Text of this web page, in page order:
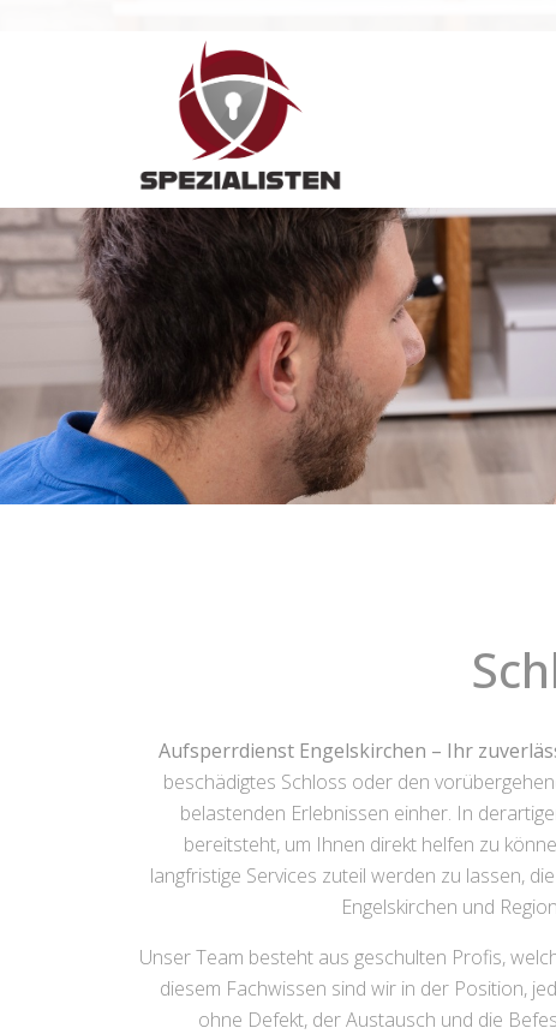
Hauptnavigation
Aufsperrdienst Engelskirchen – Ihr
beschädigtes Schloss oder den
belastenden Erlebnissen einher. In
bereitsteht, um Ihnen direkt helfen zu
langfristige Services zuteil werden zu lassen,
Engelskirchen und
Unser Team besteht aus geschulten Profis,
diesem Fachwissen sind wir in der Position,
ohne Defekt, der Austausch und die